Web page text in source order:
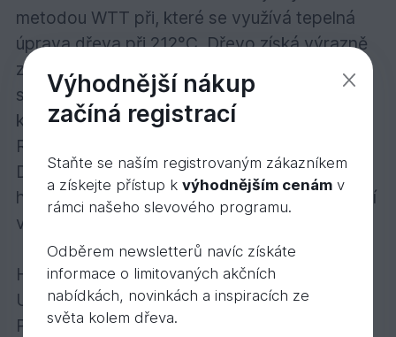
metodou WTT při, které se využívá tepelná
úprava dřeva při 212°C. Dřevo získá výrazně
zlepšenou rozměrovou stabilitu a tím se
snižuje náchylnost dřeva k deformacím resp.
k bobtnání a následnému smršťování dřeva.
Rozměrové změny se eliminují až o 60%.
Dřevo vykazuje zvýšenou odolnost vůči
hnilobě a plísním a zároveň i zlepšené izolační
vlastnosti.
Hustota dřeva: ca. 450 kg/m3
Uměle sušené na: 16-18%
Povrch: hladký
Výhodnější nákup
začíná registrací
Staňte se naším registrovaným zákazníkem
a získejte přístup k výhodnějším cenámv
rámci našeho slevového programu.
Odběrem newsletterů navíc získáte
informace o limitovaných akčních
nabídkách, novinkách a inspiracích ze
světa kolem dřeva.